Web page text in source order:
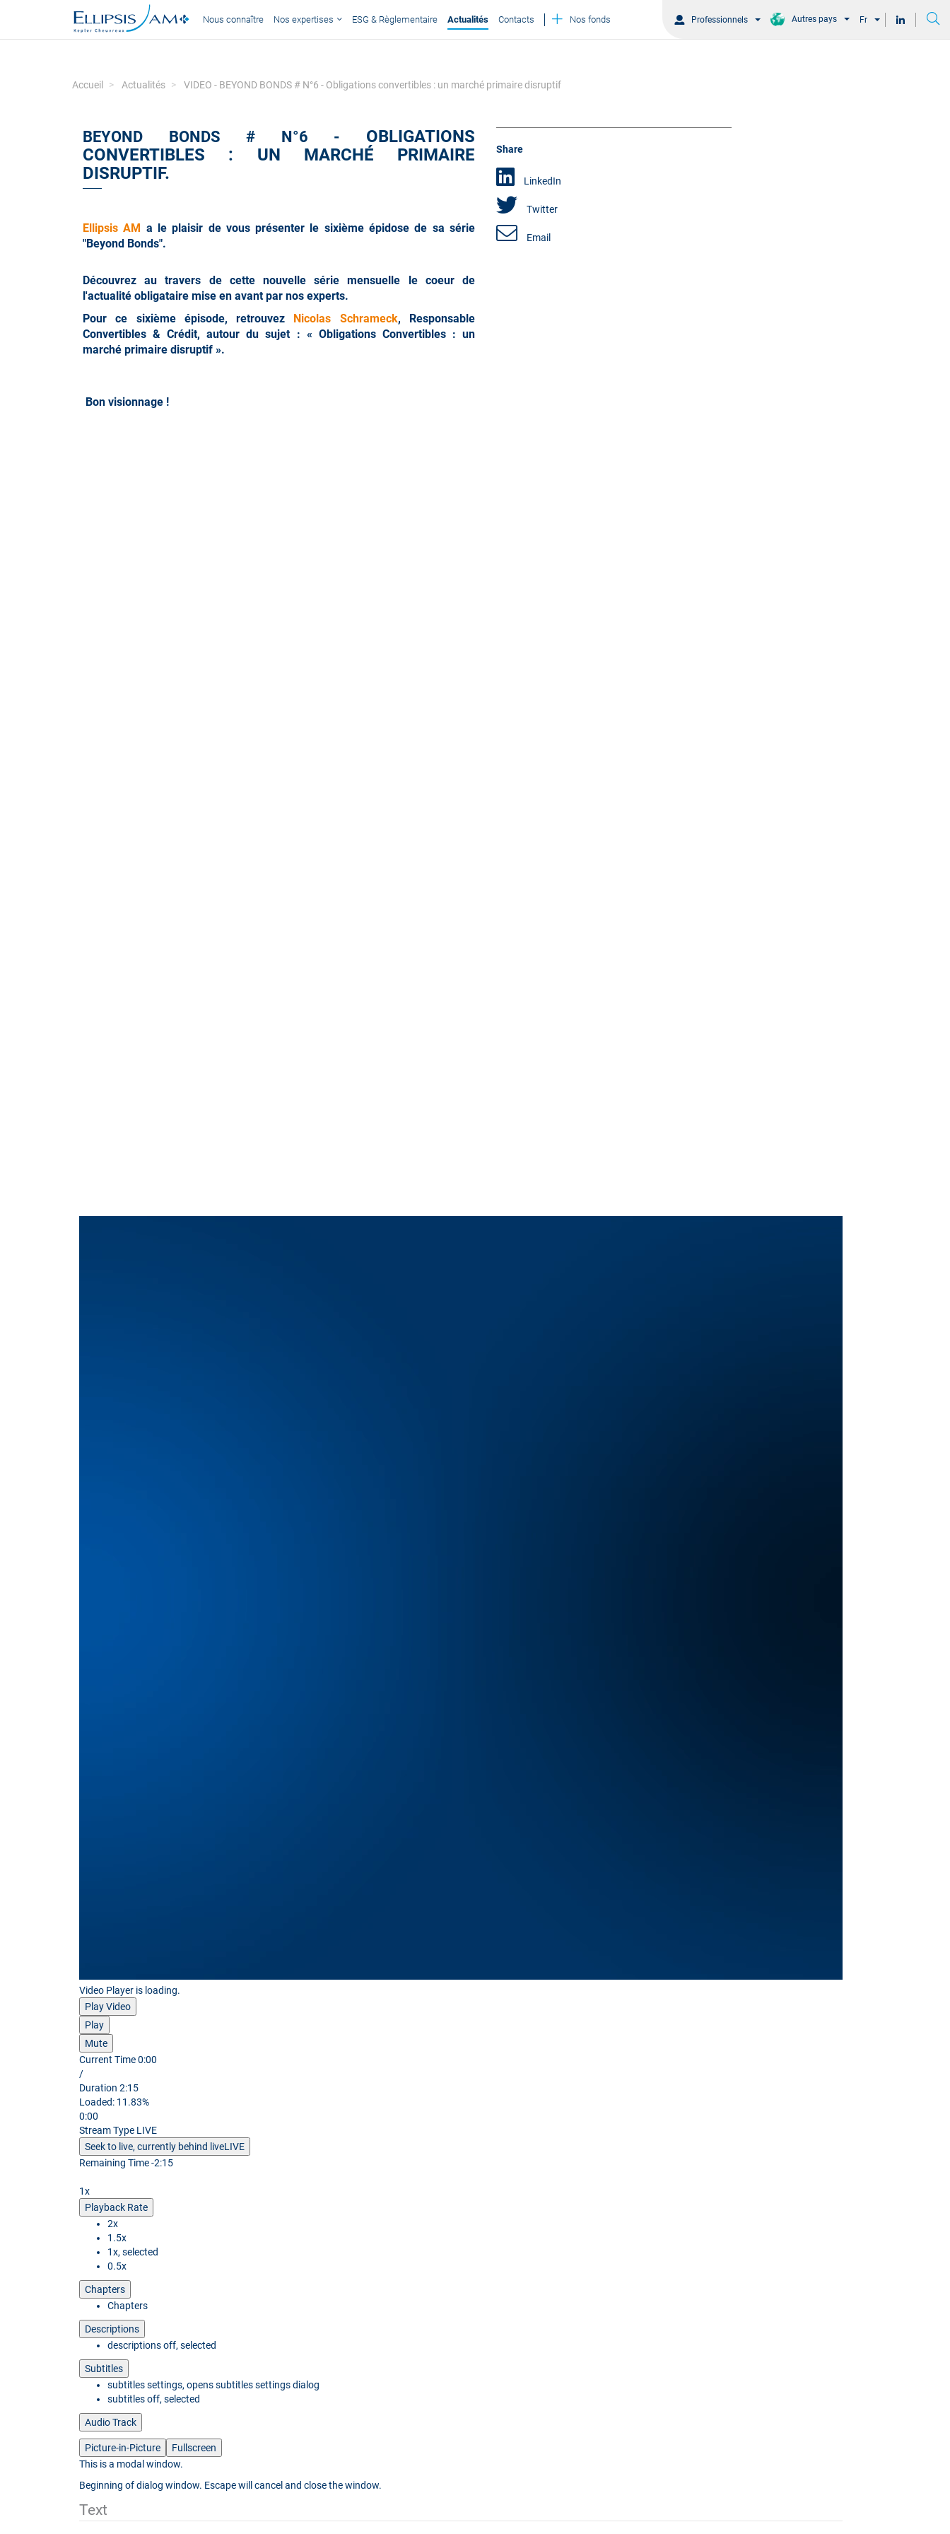
Professionnels Autres pays Fr
Nous connaître Nos expertises ESG & Règlementaire Actualités Contacts Nos fonds
Accueil Actualités VIDEO - BEYOND BONDS # N°6 - Obligations convertibles : un marché primaire disruptif
BEYOND BONDS # N°6 - OBLIGATIONS
CONVERTIBLES : UN MARCHÉ PRIMAIRE
DISRUPTIF.
Ellipsis AM a le plaisir de vous présenter le sixième épidose de sa série
"Beyond Bonds".
Découvrez au travers de cette nouvelle série mensuelle le coeur de
l'actualité obligataire mise en avant par nos experts.
Pour ce sixième épisode, retrouvez Nicolas Schrameck, Responsable
Convertibles & Crédit, autour du sujet : « Obligations Convertibles : un
marché primaire disruptif ».
Bon visionnage !
Share
LinkedIn
Twitter
Email
Video Player is loading.
Play Video
Play
Mute
Current Time0:00
/
Duration 2:15
Loaded: 11.83%
0:00
Stream Type LIVE
Seek to live, currently behind liveLIVE
Remaining Time-2:15
1x
Playback Rate
2x
1.5x
1x, selected
0.5x
Chapters
Chapters
Descriptions
descriptions off, selected
Subtitles
subtitles settings, opens subtitles settings dialog
subtitles off, selected
Audio Track
Picture-in-Picture
Fullscreen
This is a modal window.
Beginning of dialog window. Escape will cancel and close the window.
Text